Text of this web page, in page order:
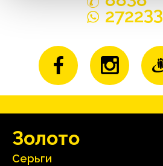
272233
Зoлoтo
Серьги